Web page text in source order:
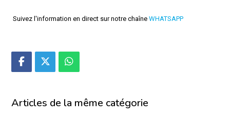
Suivez l'information en direct sur notre chaîne WHATSAPP
Articles de la même catégorie